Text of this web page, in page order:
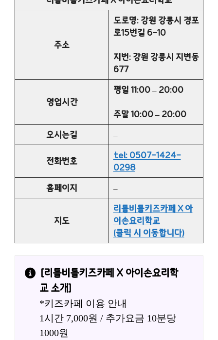
주소
도로명: 강원 강릉시 경포
로15번길 6-10
지번: 강원 강릉시 지변동
677
영업시간
평일 11:00 – 20:00
주말 10:00 – 20:00
오시는길
–
전화번호
tel: 0507-1424-
0298
홈페이지
–
지도
리틀비틀키즈카페 X 아
이손요리학교
(클릭 시 이동합니다)
[리틀비틀키즈카페 X 아이손요리학
교 소개]
*키즈카페 이용 안내
1시간 7,000원 / 추가요금 10분당
1000원